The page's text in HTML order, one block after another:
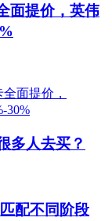
面提价，英伟
多人去买？
配不同阶段